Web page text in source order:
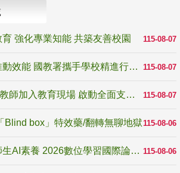
115-08-07
強化專業知能 共築友善校園
115-08-07
強化學習歷程檔案推動效能 國教署攜手學校精進行政與教學支持
115-08-07
迎接115學年度新進教師加入教育現場 啟動全面支持陪伴
115-08-06
Blind box」特效藥/翻轉無聊地獄
115-08-06
匯聚全球視野深化師生AI素養 2026數位學習國際論壇高雄登場